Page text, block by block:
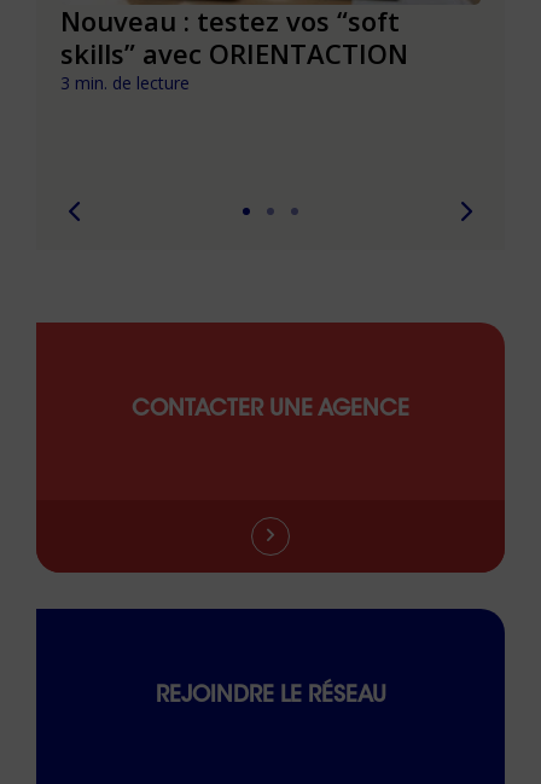
Nouveau : testez vos “soft
skills” avec ORIENTACTION
3 min. de lecture
CONTACTER UNE AGENCE
REJOINDRE LE RÉSEAU